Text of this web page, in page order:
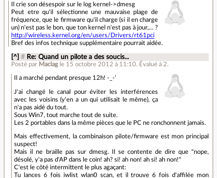
Il crie son désespoir sur le log kernel->dmesg
Peut etre qu'il sélectionne une mauvaise plage de
fréquence, que le firmware qu'il charge (si il en charge
un) n'est pas le bon, que ton kernel n'est pas à jour,… ?
http://wireless.kernel.org/en/users/Drivers/rt61pci
Bref des infos technique supplémentaire pourrait aidée.
[^] # Re: Quand un pilote a des soucis...
Posté par Maclag le 15 octobre 2012 à 11:10. Évalué à 2.
Il a marché pendant presque 12h! -_-'
J'ai changé le canal pour éviter les interférences
avec les voisins (y'en a un qui utilisait le même), ça
n'a pas aidé du tout.
Sous Win7, tout marche tout de suite.
Les 2 portables dans la même pièces que le PC ne ronchonnent jamais.
Mais effectivement, la combinaison pilote/firmware est mon principal
suspect!
Mais il ne braille pas sur dmesg. Il se contente de dire que "nope,
désolé, y'a pas d'AP dans le coin! ah? si! ah non! ah si! ah non!"
C'est le côté intermittent le plus agaçant:
Tu lances 6 fois iwlist wlan0 scan, et il trouve 6 fois d'affilée mon